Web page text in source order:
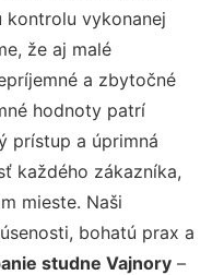
kontrolu vykonanej
že aj malé
a zbytočné
hodnoty patrí
prístup a úprimná
každého zákazníka,
mieste. Naši
bohatú prax a
studne Vajnory –